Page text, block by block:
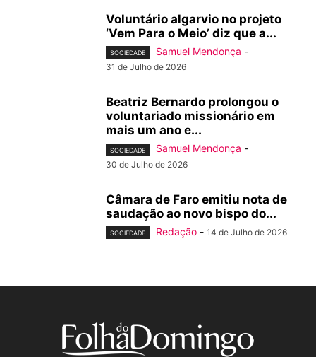
Voluntário algarvio no projeto
‘Vem Para o Meio’ diz que a...
SOCIEDADE Samuel Mendonça -
31 de Julho de 2026
Beatriz Bernardo prolongou o
voluntariado missionário em
mais um ano e...
SOCIEDADE Samuel Mendonça -
30 de Julho de 2026
Câmara de Faro emitiu nota de
saudação ao novo bispo do...
SOCIEDADE Redação - 14 de Julho de 2026